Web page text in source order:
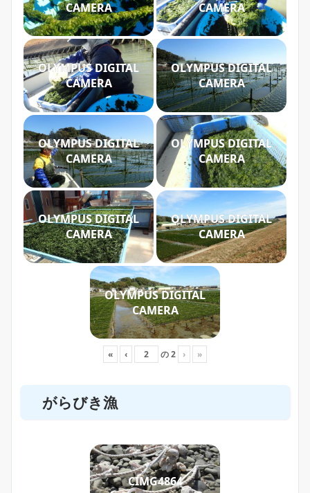
CAMERA
CAMERA
OLYMPUS DIGITAL
CAMERA
OLYMPUS DIGITAL
CAMERA
OLYMPUS DIGITAL
CAMERA
OLYMPUS DIGITAL
CAMERA
OLYMPUS DIGITAL
CAMERA
OLYMPUS DIGITAL
CAMERA
OLYMPUS DIGITAL
CAMERA
« ‹ の2 › »
がらびき漁
CIMG4864